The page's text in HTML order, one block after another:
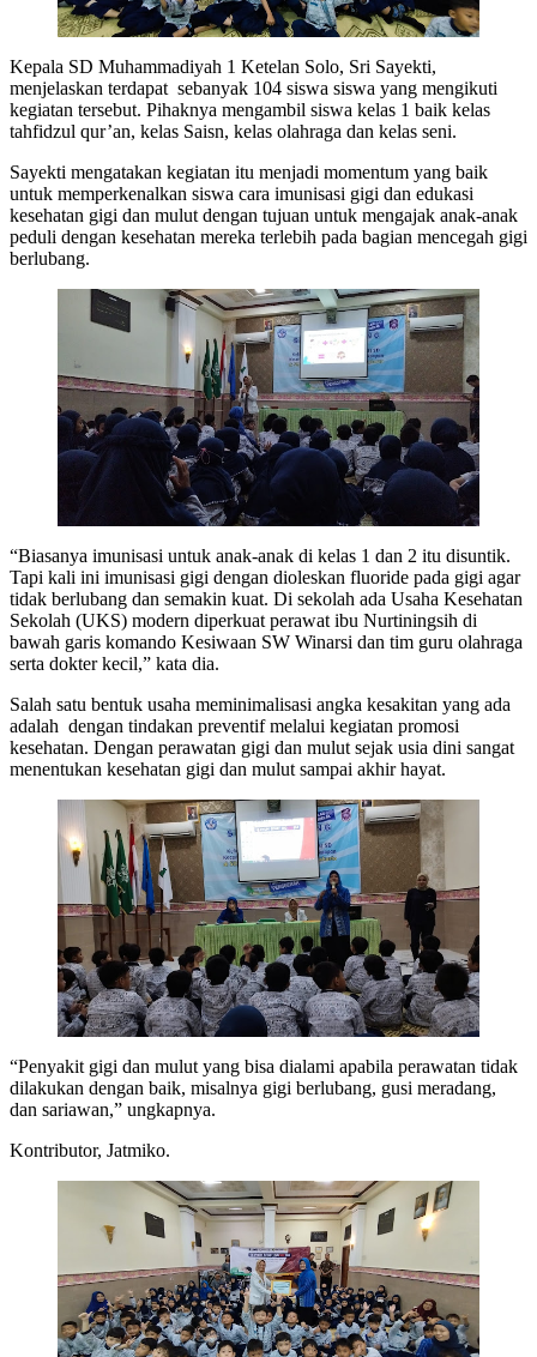
Kepala SD Muhammadiyah 1 Ketelan Solo, Sri Sayekti,
menjelaskan terdapat sebanyak 104 siswa siswa yang mengikuti
kegiatan tersebut. Pihaknya mengambil siswa kelas 1 baik kelas
tahfidzul qur’an, kelas Saisn, kelas olahraga dan kelas seni.
Sayekti mengatakan kegiatan itu menjadi momentum yang baik
untuk memperkenalkan siswa cara imunisasi gigi dan edukasi
kesehatan gigi dan mulut dengan tujuan untuk mengajak anak-anak
peduli dengan kesehatan mereka terlebih pada bagian mencegah gigi
berlubang.
“Biasanya imunisasi untuk anak-anak di kelas 1 dan 2 itu disuntik.
Tapi kali ini imunisasi gigi dengan dioleskan fluoride pada gigi agar
tidak berlubang dan semakin kuat. Di sekolah ada Usaha Kesehatan
Sekolah (UKS) modern diperkuat perawat ibu Nurtiningsih di
bawah garis komando Kesiwaan SW Winarsi dan tim guru olahraga
serta dokter kecil,” kata dia.
Salah satu bentuk usaha meminimalisasi angka kesakitan yang ada
adalah dengan tindakan preventif melalui kegiatan promosi
kesehatan. Dengan perawatan gigi dan mulut sejak usia dini sangat
menentukan kesehatan gigi dan mulut sampai akhir hayat.
“Penyakit gigi dan mulut yang bisa dialami apabila perawatan tidak
dilakukan dengan baik, misalnya gigi berlubang, gusi meradang,
dan sariawan,” ungkapnya.
Kontributor, Jatmiko.